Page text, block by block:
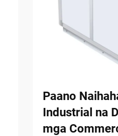
Paano
Industrial na
mga